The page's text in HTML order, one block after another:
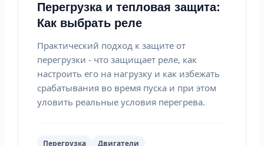
Перегрузка и тепловая защита:
Как выбрать реле
Практический подход к защите от
перегрузки - что защищает реле, как
настроить его на нагрузку и как избежать
срабатывания во время пуска и при этом
уловить реальные условия перегрева.
Перегрузка Двигатели